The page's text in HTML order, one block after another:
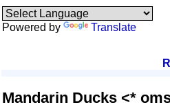
Powered by Translate
Mandarin Ducks <*